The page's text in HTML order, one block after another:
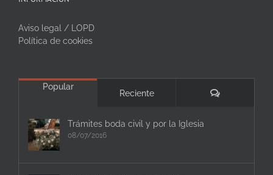
Aviso legal / LOPD
Política de cookies
Popular
Reciente Comentarios
Trámites boda civil y por la Iglesia
08/07/2016